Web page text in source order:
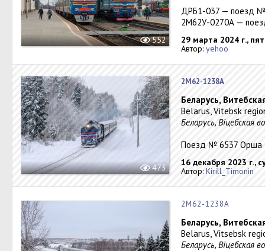
552
ДРБ1-037 — поезд
2М62У-0270А —
29 марта 2024 г.,
Автор: yehoo
473
2М62-1238А
Беларусь,
Belarus, Vitebsk
Беларусь, Віцебская
Поезд № 6537 Орша
16 декабря 2023 г.,
Автор: Kirill_Timonin
2М62-1238А
Беларусь,
Belarus, Vitsebsk
Беларусь, Віцебская